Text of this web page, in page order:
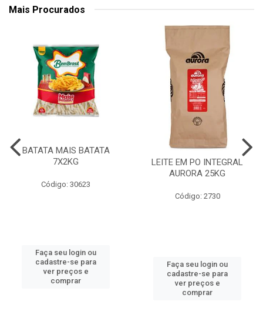
Mais Procurados
BATATA MAIS BATATA
7X2KG
Código: 30623
Faça seu login ou
cadastre-se para
ver preços e
comprar
LEITE EM PO INTEGRAL
AURORA 25KG
Código: 2730
Faça seu login ou
cadastre-se para
ver preços e
comprar